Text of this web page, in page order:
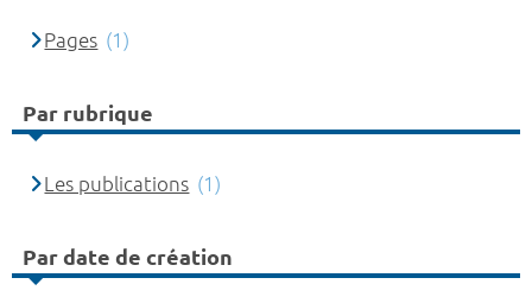
Pages (1)
Par rubrique
Les publications (1)
Par date de création